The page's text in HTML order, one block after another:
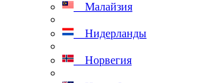
Малайзия
Нидерланды
Норвегия